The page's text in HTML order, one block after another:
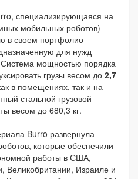
специализирующаяся на
мобильных роботов)
в своем портфолио
для нужд
мощностью порядка
грузы весом до 2,7
в помещениях, так и на
стальной грузовой
весом до 680,3 кг.
Burro развернула
которые обеспечили
работы в США,
Великобритании, Израиле и